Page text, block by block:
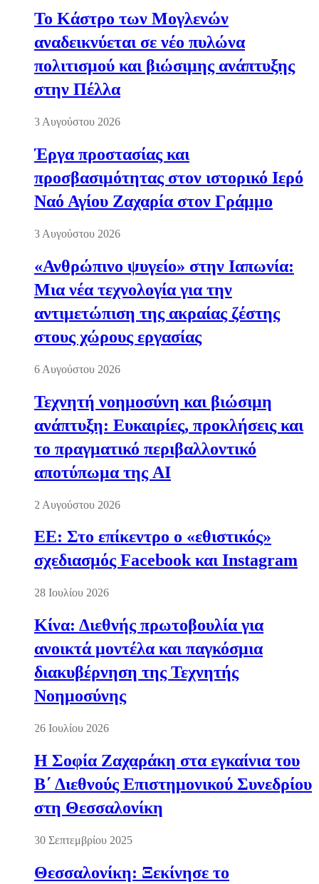
Το Κάστρο των Μογλενών
αναδεικνύεται σε νέο πυλώνα
πολιτισμού και βιώσιμης ανάπτυξης
στην Πέλλα
3 Αυγούστου 2026
Έργα προστασίας και
προσβασιμότητας στον ιστορικό Ιερό
Ναό Αγίου Ζαχαρία στον Γράμμο
3 Αυγούστου 2026
«Ανθρώπινο ψυγείο» στην Ιαπωνία:
Μια νέα τεχνολογία για την
αντιμετώπιση της ακραίας ζέστης
στους χώρους εργασίας
6 Αυγούστου 2026
Τεχνητή νοημοσύνη και βιώσιμη
ανάπτυξη: Ευκαιρίες, προκλήσεις και
το πραγματικό περιβαλλοντικό
αποτύπωμα της AI
2 Αυγούστου 2026
ΕΕ: Στο επίκεντρο ο «εθιστικός»
σχεδιασμός Facebook και Instagram
28 Ιουλίου 2026
Κίνα: Διεθνής πρωτοβουλία για
ανοικτά μοντέλα και παγκόσμια
διακυβέρνηση της Τεχνητής
Νοημοσύνης
26 Ιουλίου 2026
Η Σοφία Ζαχαράκη στα εγκαίνια του
Β΄ Διεθνούς Επιστημονικού Συνεδρίου
στη Θεσσαλονίκη
30 Σεπτεμβρίου 2025
Θεσσαλονίκη: Ξεκίνησε το